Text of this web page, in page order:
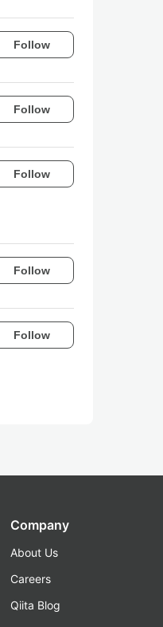
Follow
Follow
Follow
Follow
Follow
Company
About Us
Careers
Qiita Blog